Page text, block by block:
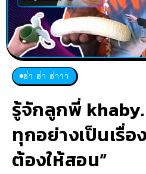
ฮ่า ฮ่า ฮ่าาา
รู้จักลูกพี่
ทุกอย่างเป็นเรื่อ
ต้องให้สอน”